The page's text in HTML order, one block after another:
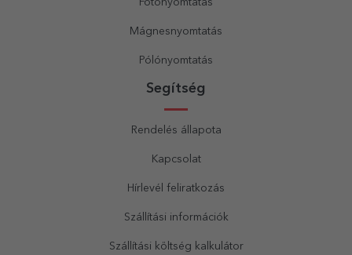
Mágnesnyomtatás
Pólónyomtatás
Segítség
Rendelés állapota
Kapcsolat
Hírlevél feliratkozás
Szállítási információk
Szállítási költség kalkulátor